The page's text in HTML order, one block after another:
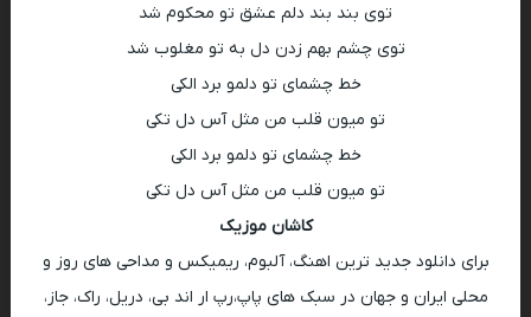
توی بند بند دلم عشق تو محکوم شد
توی چشم بهم زدن دل به تو مغلوب شد
خط چشمای تو دلمو برد الکی
تو میون قلب من مثل آس دل تکی
خط چشمای تو دلمو برد الکی
تو میون قلب من مثل آس دل تکی
کاشان موزیک
برای دانلود جدید ترین اهنگ، آلبوم، ریمیکس و مداحی های روز و
محلی ایران و جهان در سبک های پاپ،رپ ار اند بی، دریل، راک، جاز،